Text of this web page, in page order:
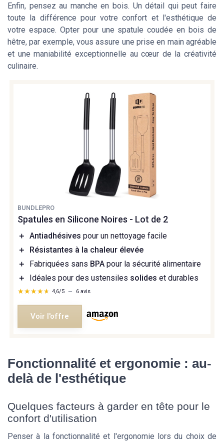
Enfin, pensez au manche en bois. Un détail qui peut faire
toute la différence pour votre confort et l'esthétique de
votre espace. Opter pour une spatule coudée enbois de
hêtre, par exemple, vous assure une prise en main agréable
et une maniabilité exceptionnelle au cœur de la créativité
culinaire.
BUNDLEPRO
Spatules en Silicone Noires - Lot de 2
＋ Antiadhésives pour un nettoyage facile
＋
Résistantes à la chaleur élevée
＋
Fabriquées sans BPA pour la sécurité alimentaire
＋
Idéales pour des ustensiles solides et durables
★★★★★
★★★★★ 4,6/5 — 6 avis
Voir l'offre
Fonctionnalité et ergonomie : au-
delà de l'esthétique
Quelques facteurs à garder en tête pour le
confort d'utilisation
Penser à la fonctionnalité et l'ergonomie lors du choix de